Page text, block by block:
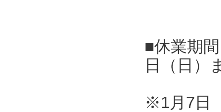
■休業期
日（日）
※1月7日